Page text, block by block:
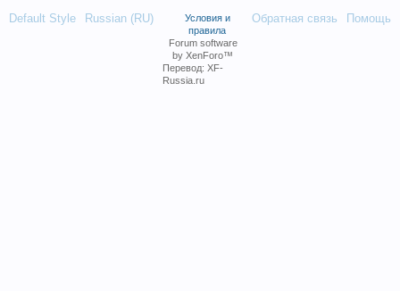
Default Style Russian (RU) Обратная связь Помощь
Условия и
правила
Forum software
by XenForo™
Перевод: XF-
Russia.ru